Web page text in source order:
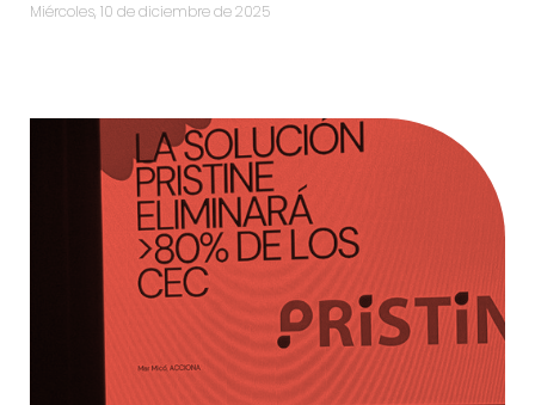
miércoles, 10 de diciembre de 2025